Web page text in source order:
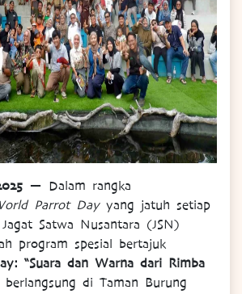
— Dalam rangka
Parrot Dayyang jatuh setiap
Satwa Nusantara (JSN)
program spesial bertajuk
“Suara dan Warna dari Rimba
berlangsung di Taman Burung